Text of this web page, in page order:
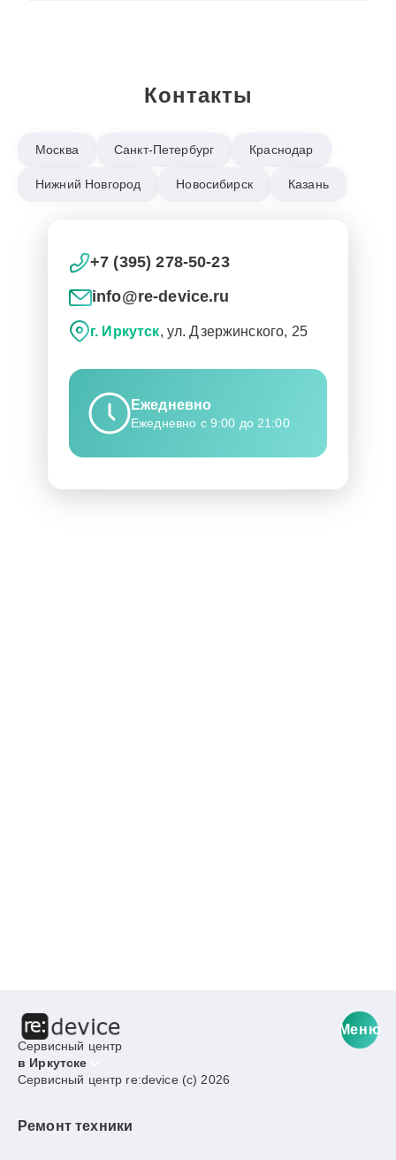
Контакты
Москва Санкт-Петербург Краснодар
Нижний Новгород Новосибирск Казань
+7 (395) 278-50-23
info@re-device.ru
г. Иркутск, ул. Дзержинского, 25
Ежедневно
Ежедневно с 9:00 до 21:00
Сервисный центр
в Иркутске
Меню
Сервисный центр re:device (c) 2026
Ремонт техники